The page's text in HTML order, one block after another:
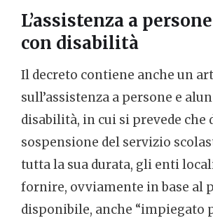
L’assistenza a
con disabilità
Il decreto contiene anche un
sull’assistenza a persone e
disabilità, in cui si prevede che
sospensione del servizio
tutta la sua durata, gli enti
fornire, ovviamente in base al
disponibile, anche “impiegato